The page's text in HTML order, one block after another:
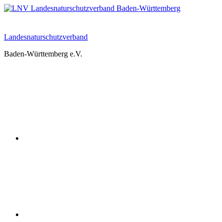
Zum
Landesnaturschutzverband
Baden-Württemberg e.V.